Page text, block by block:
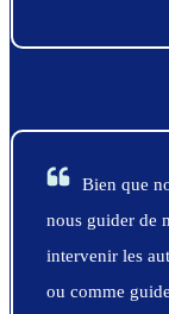
Bien que
nous guider de
intervenir les
ou comme